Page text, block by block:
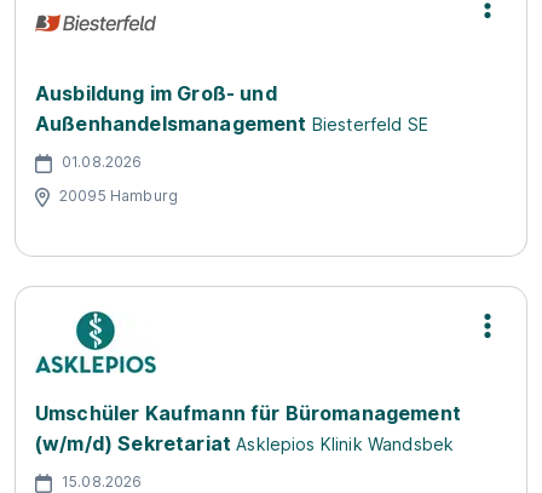
Ausbildung im Groß- und
Außenhandelsmanagement Biesterfeld SE
01.08.2026
20095 Hamburg
Umschüler Kaufmann für Büromanagement
(w/m/d) Sekretariat Asklepios Klinik Wandsbek
15.08.2026